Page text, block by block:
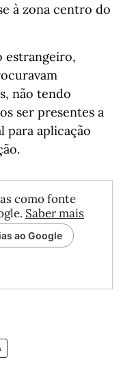
à zona centro do
estrangeiro,
não tendo
ser presentes a
aplicação
como fonte
Saber mais
ao Google